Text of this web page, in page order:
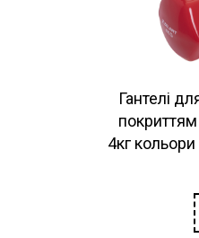
Гантелі
4кг